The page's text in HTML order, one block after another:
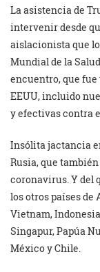
La asistencia de
intervenir desde
aislacionista que
Mundial de la
encuentro, que fue
EEUU, incluido
y efectivas contra
Insólita jactancia
Rusia, que
coronavirus. Y del
los otros países de
Vietnam,
Singapur, Papúa
México y Chile.